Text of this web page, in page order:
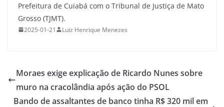
Prefeitura de Cuiabá com o Tribunal de Justiça de Mato
Grosso (TJMT).
2025-01-21 Luiz Henrique Menezes
Moraes exige explicação de Ricardo Nunes sobre
muro na cracolândia após ação do PSOL
Bando de assaltantes de banco tinha R$ 320 mil em